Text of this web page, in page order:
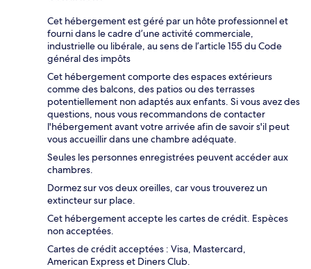
Cet hébergement est géré par un hôte professionnel et
fourni dans le cadre d’une activité commerciale,
industrielle ou libérale, au sens de l’article 155 du Code
général des impôts
Cet hébergement comporte des espaces extérieurs
comme des balcons, des patios ou des terrasses
potentiellement non adaptés aux enfants. Si vous avez des
questions, nous vous recommandons de contacter
l'hébergement avant votre arrivée afin de savoir s'il peut
vous accueillir dans une chambre adéquate.
Seules les personnes enregistrées peuvent accéder aux
chambres.
Dormez sur vos deux oreilles, car vous trouverez un
extincteur sur place.
Cet hébergement accepte les cartes de crédit. Espèces
non acceptées.
Cartes de crédit acceptées : Visa, Mastercard,
American Express et Diners Club.